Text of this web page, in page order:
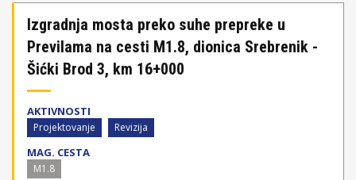
Izgradnja mosta preko suhe prepreke u
Previlama na cesti M1.8, dionica Srebrenik -
Šićki Brod 3, km 16+000
AKTIVNOSTI
Projektovanje Revizija
MAG. CESTA
M1.8